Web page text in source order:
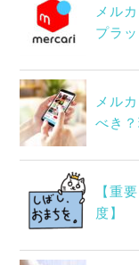
メル
プラ
メル
べき
【重
度】